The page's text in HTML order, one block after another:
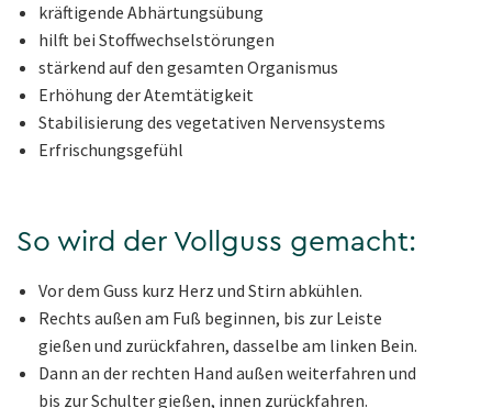
kräftigende Abhärtungsübung
hilft bei Stoffwechselstörungen
stärkend auf den gesamten Organismus
Erhöhung der Atemtätigkeit
Stabilisierung des vegetativen Nervensystems
Erfrischungsgefühl
So wird der Vollguss gemacht:
Vor dem Guss kurz Herz und Stirn abkühlen.
Rechts außen am Fuß beginnen, bis zur Leiste
gießen und zurückfahren, dasselbe am linken Bein.
Dann an der rechten Hand außen weiterfahren und
bis zur Schulter gießen, innen zurückfahren.